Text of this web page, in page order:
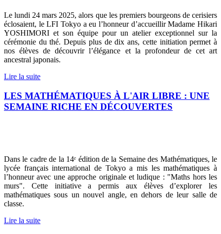
Le lundi 24 mars 2025, alors que les premiers bourgeons de cerisiers
éclosaient, le LFI Tokyo a eu l’honneur d’accueillir Madame Hikari
YOSHIMORI et son équipe pour un atelier exceptionnel sur la
cérémonie du thé. Depuis plus de dix ans, cette initiation permet à
nos élèves de découvrir l’élégance et la profondeur de cet art
ancestral japonais.
Lire la suite
LES MATHÉMATIQUES À L'AIR LIBRE : UNE
SEMAINE RICHE EN DÉCOUVERTES
Dans le cadre de la 14ᵉ édition de la Semaine des Mathématiques, le
lycée français international de Tokyo a mis les mathématiques à
l’honneur avec une approche originale et ludique : "Maths hors les
murs". Cette initiative a permis aux élèves d’explorer les
mathématiques sous un nouvel angle, en dehors de leur salle de
classe.
Lire la suite